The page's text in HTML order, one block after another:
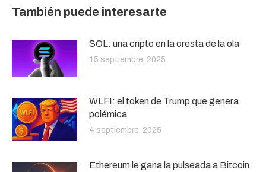
También puede interesarte
SOL: una cripto en la cresta de la ola
15 septiembre, 2025
WLFI: el token de Trump que genera
polémica
4 septiembre, 2025
Ethereum le gana la pulseada a Bitcoin